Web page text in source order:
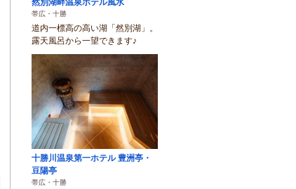
月
帯広・十勝
道内一標高の高い湖「然別湖」。
露天風呂から一望できます♪
十勝川温泉第一ホテル 豊洲亭・
豆陽亭
帯広・十勝